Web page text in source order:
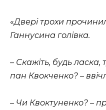
«Двері трохи
Ганнусина голівка.
– Скажіть, будь
пан Квокченко? –
– Чи Квоктуненко? –